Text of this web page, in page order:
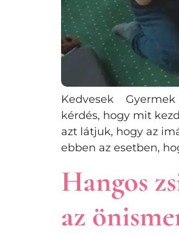
Kedvesek Gyermek
kérdés, hogy mit
azt látjuk, hogy az
ebben az esetben,
Hangos
az